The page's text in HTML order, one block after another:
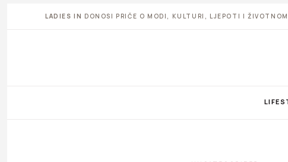
LADIES IN DONOSI PRIČE O MODI, KULTURI, LJEPOTI I